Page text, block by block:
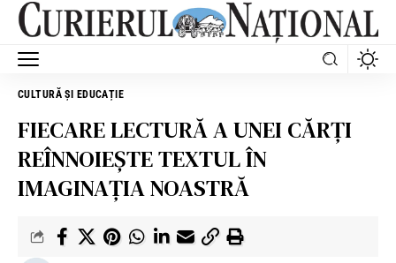
CULTURĂ ȘI EDUCAȚIE
FIECARE LECTURĂ A UNEI CĂRŢI
REÎNNOIEŞTE TEXTUL ÎN
IMAGINAŢIA NOASTRĂ